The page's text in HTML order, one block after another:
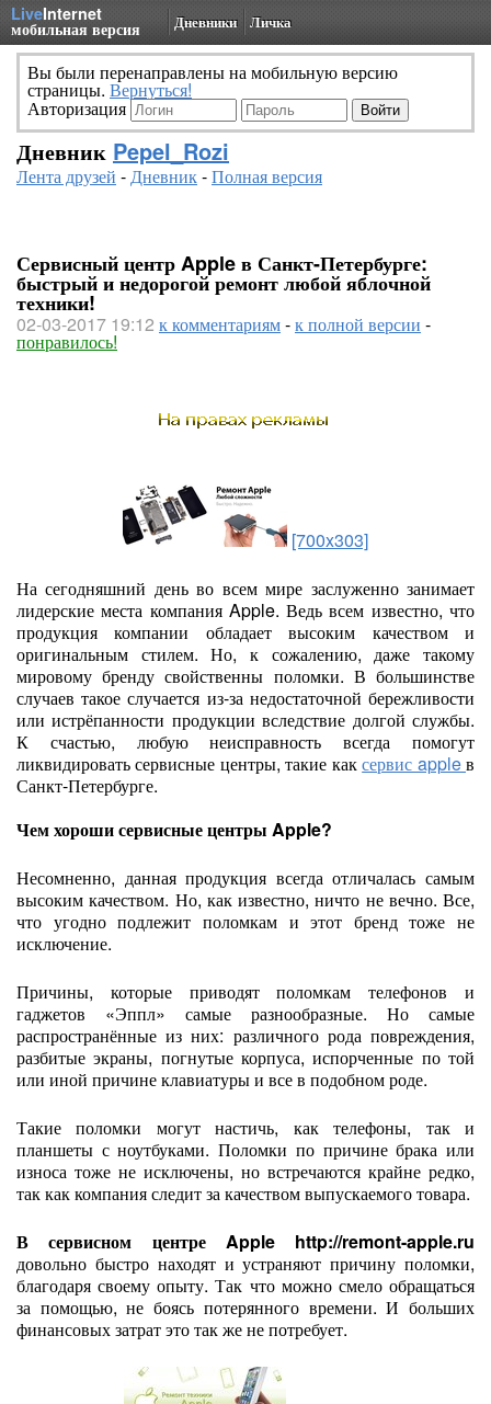
LiveInternet
мобильная версия Дневники Личка
Вы были перенаправлены на мобильную версию
страницы. Вернуться!
Авторизация
Дневник Pepel_Rozi
Лента друзей -Дневник-Полная версия
Сервисный центр Apple в Санкт-Петербурге:
быстрый и недорогой ремонт любой яблочной
техники!
02-03-2017 19:12 к комментариям-к полной версии -
понравилось!
[700x303]
На сегодняшний день во всем мире заслуженно занимает
лидерские места компания Apple. Ведь всем известно, что
продукция компании обладает высоким качеством и
оригинальным стилем. Но, к сожалению, даже такому
мировому бренду свойственны поломки. В большинстве
случаев такое случается из-за недостаточной бережливости
или истрёпанности продукции вследствие долгой службы.
К счастью, любую неисправность всегда помогут
ликвидировать сервисные центры, такие каксервис appleв
Санкт-Петербурге.
Чем хороши сервисные центры Apple?
Несомненно, данная продукция всегда отличалась самым
высоким качеством. Но, как известно, ничто не вечно. Все,
что угодно подлежит поломкам и этот бренд тоже не
исключение.
Причины, которые приводят поломкам телефонов и
гаджетов «Эппл» самые разнообразные. Но самые
распространённые из них: различного рода повреждения,
разбитые экраны, погнутые корпуса, испорченные по той
или иной причине клавиатуры и все в подобном роде.
Такие поломки могут настичь, как телефоны, так и
планшеты с ноутбуками. Поломки по причине брака или
износа тоже не исключены, но встречаются крайне редко,
так как компания следит за качеством выпускаемого товара.
В сервисном центре Apple http://remont-apple.ru
довольно быстро находят и устраняют причину поломки,
благодаря своему опыту. Так что можно смело обращаться
за помощью, не боясь потерянного времени. И больших
финансовых затрат это так же не потребует.